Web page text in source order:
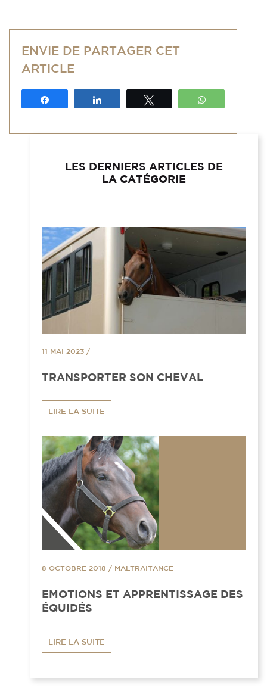
ENVIE DE PARTAGER CET
ARTICLE
LES DERNIERS ARTICLES DE
LA CATÉGORIE
11 MAI 2023 /
TRANSPORTER SON CHEVAL
LIRE LA SUITE
8 OCTOBRE 2018 / MALTRAITANCE
EMOTIONS ET APPRENTISSAGE DES
ÉQUIDÉS
LIRE LA SUITE